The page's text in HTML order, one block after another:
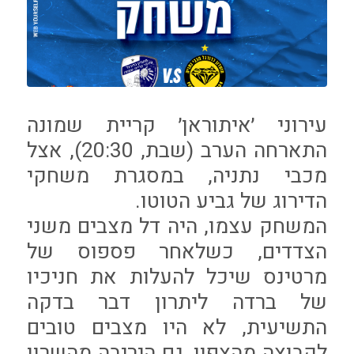
עירוני ׳איתוראן׳ קריית שמונה
התארחה הערב (שבת, 20:30), אצל
מכבי נתניה, במסגרת משחקי
הדירוג של גביע הטוטו.
המשחק עצמו, היה דל מצבים משני
הצדדים, כשלאחר פספוס של
מרטינס שיכל להעלות את חניכיו
של ברדה ליתרון דבר בדקה
התשיעית, לא היו מצבים טובים